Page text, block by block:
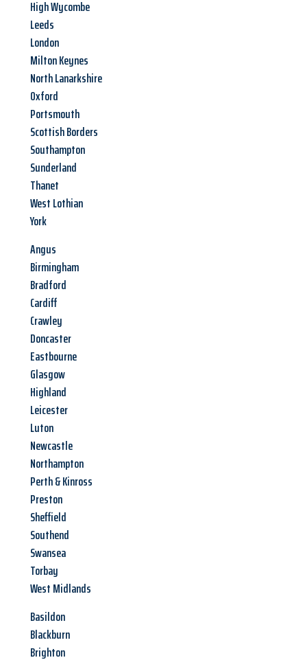
High Wycombe
Leeds
London
Milton Keynes
North Lanarkshire
Oxford
Portsmouth
Scottish Borders
Southampton
Sunderland
Thanet
West Lothian
York
Angus
Birmingham
Bradford
Cardiff
Crawley
Doncaster
Eastbourne
Glasgow
Highland
Leicester
Luton
Newcastle
Northampton
Perth & Kinross
Preston
Sheffield
Southend
Swansea
Torbay
West Midlands
Basildon
Blackburn
Brighton